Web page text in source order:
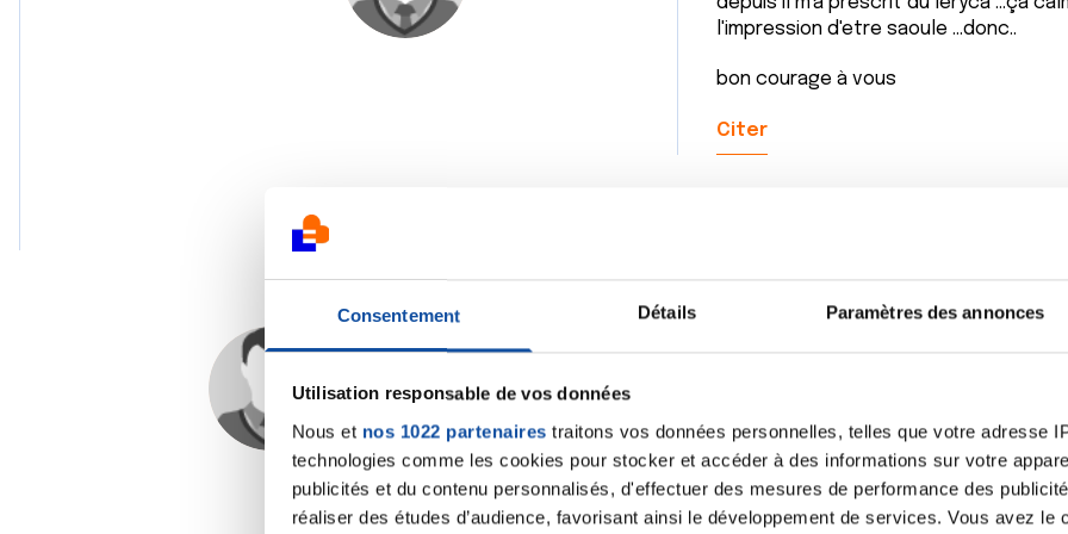
Consentement Détails Paramètres des annonces
Utilisation responsable de vos données
Nous et nos 1022 partenaires traitons vos données personnelles, telles que votre adresse
technologies comme les cookies pour stocker et accéder à des informations sur votre
publicités et du contenu personnalisés, d'effectuer des mesures de performance des
réaliser des études d’audience, favorisant ainsi le développement de services. Vous avez le
l'impression d'etre saoule ...donc..
bon courage à vous
Citer
VERONIQUE
LAURENT
Bonjour, je suis sous Lorviqua depuis juin 2025. J'ai
mois c'était assez violent, surtout vers 4h00 du
soit la position la douleur ne disparaissait jamais
rien prescrit mais m'a dit de prendre du doliprane. Si
temps, la douleur a nettement diminuée il reste des
vous décourager pas , j'espère que comme moi, cela
parler avec votre oncologue ou contacter votre